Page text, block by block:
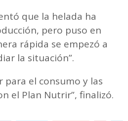
que la helada ha
pero puso en
rápida se empezó a
la situación”.
para el consumo y las
el Plan Nutrir”, finalizó.